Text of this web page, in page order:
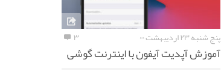
پنج شنبه ۲۳ اردیبهشت ۰۰ ۳
آموزش آپدیت آیفون با اینترنت گوشی